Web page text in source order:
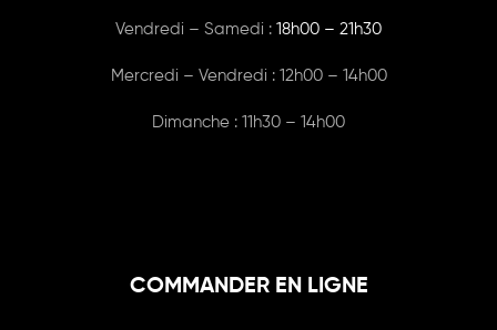
Vendredi – Samedi : 18h00 – 21h30
Mercredi – Vendredi : 12h00 – 14h00
Dimanche : 11h30 – 14h00
COMMANDER EN LIGNE